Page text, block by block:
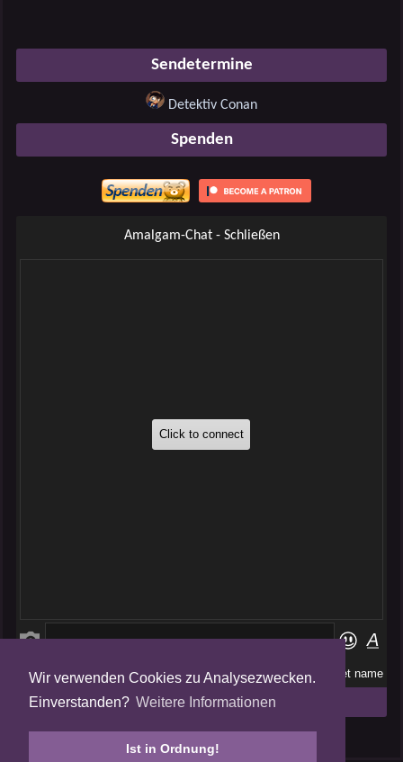
Wir verwenden Cookies zu Analysezwecken.
Einverstanden? Weitere Informationen
Ist in Ordnung!
Sendetermine
Detektiv Conan
Spenden
Amalgam-Chat - Schließen
Folge uns auf
Tweets by AmalgamFansubs